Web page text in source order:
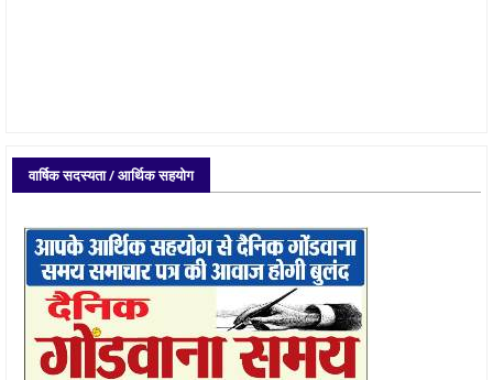
वार्षिक सदस्यता / आर्थिक सहयोग